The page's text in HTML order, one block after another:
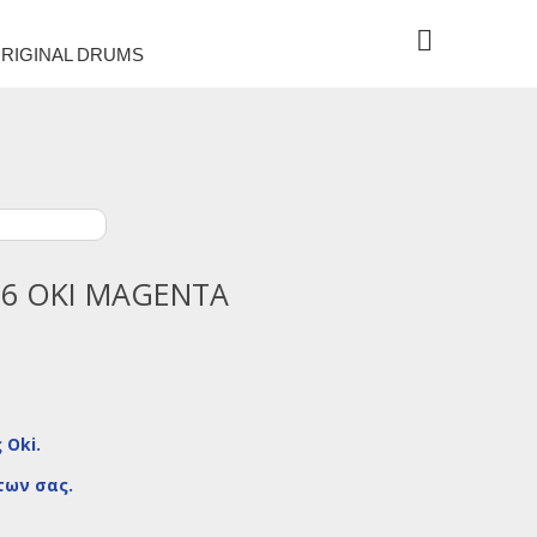
DRUMS
MAGENTA
Oki.
σας.